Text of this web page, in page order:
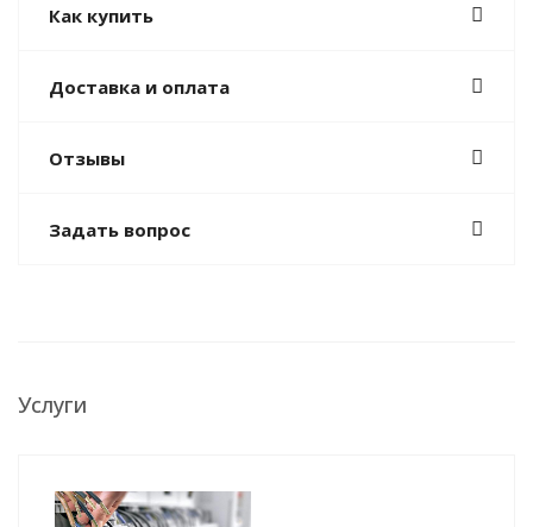
Как купить
Доставка и оплата
Отзывы
Задать вопрос
Услуги